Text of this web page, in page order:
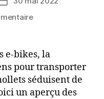
sur
à
vélo
e-bikes, la
pour transporter
séduisent de
un aperçu des